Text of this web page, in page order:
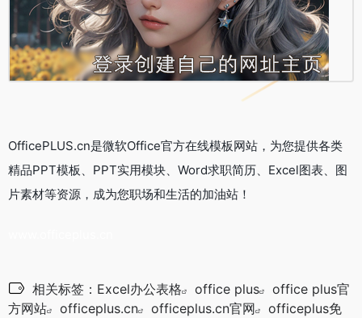
OfficePLUS.cn是微软Office官方在线模板网站，为您提供各类
精品PPT模板、PPT实用模块、Word求职简历、Excel图表、图
片素材等资源，成为您职场和生活的加油站！
相关标签： Excel办公表格 office plus
office plus官
方网站
officeplus.cn officeplus.cn官网
officeplus免